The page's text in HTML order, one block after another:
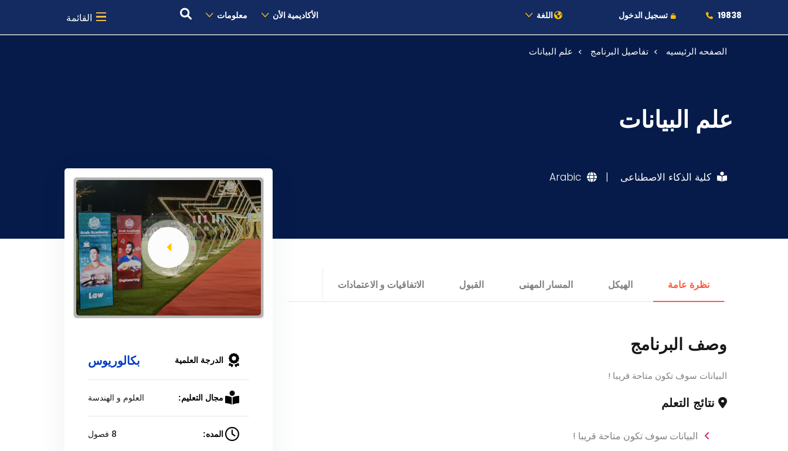
19838 تسجيل الدخول اللغة الأكاديمية الأن معلومات القائمة
النقل البحري
القبول والتسجيل
الصفحه الرئيسيه تفاصيل البرنامج علم البيانات
علم البيانات
كلية الذكاء الاصطناعى |
Arabic
نظرة عامة الهيكل المسار المهنى القبول الاتفاقيات و الاعتمادات
وصف البرنامج
البيانات سوف تكون متاحة قريبا !
نتائج التعلم
البيانات سوف تكون متاحة قريبا !
الدرجة العلمية بكالوريوس
مجال التعليم: العلوم و الهندسة
المده: 8 فصول